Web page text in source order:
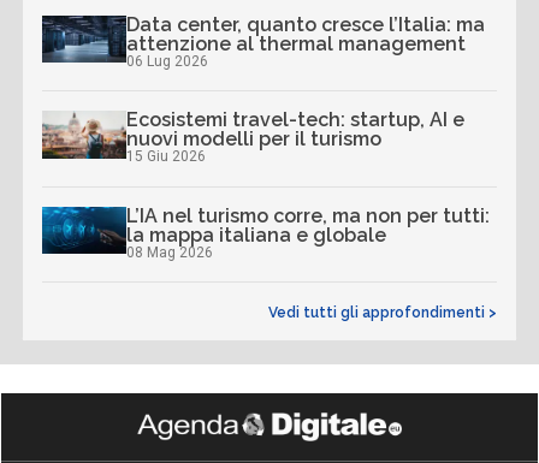
Data center, quanto cresce l’Italia: ma
attenzione al thermal management
06 Lug 2026
Ecosistemi travel-tech: startup, AI e
nuovi modelli per il turismo
15 Giu 2026
L’IA nel turismo corre, ma non per tutti:
la mappa italiana e globale
08 Mag 2026
Vedi tutti gli approfondimenti >